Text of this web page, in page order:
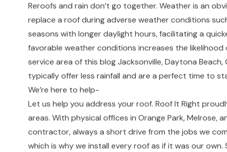
Reroofs and rain don’t go together. Weather is an
replace a roof during adverse weather conditions
seasons with longer daylight hours, facilitating a
favorable weather conditions increases the
service area of this blog Jacksonville, Daytona
typically offer less rainfall and are a perfect time to start a roofing project.​​​​‌
We’re here to help-​​​​‌ ‍ ​‍​‍‌‍ ‌ ​‍‌‍‍‌‌‍‌ ‌‍‍‌‌‍ ‍​‍​‍​ ‍‍​‍​‍‌ ​ ‌‍​‌‌‍ ‍‌‍‍‌‌ ‌​‌ ‍‌​‍ ‍‌‍‍‌‌‍ ​‍​‍​‍ ​​‍​‍‌‍‍​‌ ​‍‌‍‌‌‌‍‌‍​‍​‍​ ‍‍​‍​‍‌‍‍​‌ ‌​‌ ‌​‌ ​​​ ‍‍​‍ ​‍ ‌‍ ​‌‍ ‌‍​ ‌‍​‌‌‍ ​‌‍‍​‌‍ ‌ ​ ‌ ‌​​ ‍‍​ ​ ​ ​ ​ ​ ​ ​ ​‍ ‌‍‍‌‌‍ ‍‌ ‌​‌‍‌‌‌‍ ‍‌ ‌​​‍ ‌‍‌‌‌‍‌​‌‍‍‌‌ ‌​​‍ ‌‍ ‌‌‍ ‌‍‌​‌‍‌‌​ ‌‌ ​​‌ ​‍‌‍‌‌‌ ​ ‌‍‌‌‌‍ ‍‌ ‌​‌‍​‌‌ ‌​‌‍‍‌‌‍ ‌‍ ‍​ ‍ ‌‍‍‌‌‍‌​​ ‌‌‍​‍‌‍ ​‌‍ ‌‍‌ ​‍ ‌‌ ‌ ‌ ​​​‍ ‌‌‍‍​‌‍ ‌ ‌ ​‍ ‌‌‍ ​‌‍ ‌‍ ‍‌‍‌ ​‍ ‌‌‍‌​‌‍ ‌‍‌‌‌ ​ ​‍ ‌‌‍​‌​‍ ‌‌ ​‍‌‍ ‌‍ ‌‍‌‍​‍ ‌‌ ​‍‌‍‌‌‌ ​​‌‍ ​‌‍​‌‌‍​ ‌‍‌‌‌‍ ‌‌‍‌‌‌‍ ‍‌ ‌​​‍ ‌‌ ‌​‌‍​‌‌‍‍ ‌‍‌‌​ ‍ ‌ ‌​‌ ‍‌‌ ​​‌‍‌‌​ ‌‌‍​‍‌‍ ​‌‍ ‌‍‌ ​ ‍ ‌ ​​‌‍​‌‌ ‌​‌‍‍​​ ‌‌ ​‍‌‍‍‌‌‍​ ‌‍‍​‌‌‌​‌‍‌‌‌ ‍​‌ ‌​​‍‌‌​ ‌‌‌​​‍‌‌ ‌‍‍ ‌‍‌‌‌ ‍‌​‍‌‌​ ​ ‌​‌​​‍‌‌​ ​ ‌​‌​​‍‌‌​ ​‍​ ​‍​ ​‍‌‍‌‍‌‍‌​​ ‌ ​ ‍​​ ​‌​ ​ ​ ​ ‌‍​ ​ ‌‍​ ‍​‌‍​‌​‍‌‌​ ​‍​ ​‍​‍‌‌​ ‌‌‌​‌​​‍ ‍‌‍​ ‌‍‍​‌‍‍‌‌‍ ​‌‍‌​‌ ​‍‌‍‌‌‌‍ ‍​‍‌‌​ ‌‌‌​​‍‌‌ ‌‍‍ ‌‍‌‌‌ ‍‌​‍‌‌​ ​ ‌​‌​​‍‌‌​ ​ ‌​‌​​‍‌‌​ ​‍​ ​‍‌‍‌‌‌‍​‌​ ‍​‌‍​‍‌‍​ ‌‍‌‍‌‍‌‌​ ‌‌‌‍​‍​ ​‌​ ​ ‌‍​‍​‍‌‌​ ​‍​ ​‍​‍‌‌​ ‌‌‌​‌​​‍ ‍‌ ‌​‌‍‌‌‌ ‍​‌ ‌​​ ‌‍​‍‌‍​‌‌ ​ ‌‍‌‌‌‌‌‌‌ ​‍‌‍ ​​ ‌‌‍‍​‌ ‌​‌ ‌​‌ ​​​‍‌‌​ ​ ‌​​‌​‍‌‌​ ​‍‌​‌‍​‍‌‌​ ​‍‌​‌‍‌‍ ​‌‍ ‌‍​ ‌‍​‌‌‍ ​‌‍‍​‌‍ ‌ ​ ‌ ‌​​‍‌‌​ ​ ‌​​‌​ ​ ​ ​ ​ ​ ​ ​ ​‍‌‍‌‍‍‌‌‍‌​​ ‌‌‍​‍‌‍ ​‌‍ ‌‍‌ ​‍ ‌‌ ‌ ‌ ​​​‍ ‌‌‍‍​‌‍ ‌ ‌ ​‍ ‌‌‍ ​‌‍ ‌‍ ‍‌‍‌ ​‍ ‌‌‍‌​‌‍ ‌‍‌‌‌ ​ ​‍ ‌‌‍​‌​‍ ‌‌ ​‍‌‍ ‌‍ ‌‍‌‍​‍ ‌‌ ​‍‌‍‌‌‌ ​​‌‍ ​‌‍​‌‌‍​ ‌‍‌‌‌‍ ‌‌‍‌‌‌‍ ‍‌ ‌​​‍ ‌‌ ‌​‌‍​‌‌‍‍ ‌‍‌‌​‍‌‍‌ ‌​‌ ‍‌‌ ​​‌‍‌‌​ ‌‌‍​‍‌‍ ​‌‍ ‌‍‌ ​‍‌‍‌ ​​‌‍​‌‌ ‌​‌‍‍​​ ‌‌ ​‍‌‍‍‌‌‍​ ‌‍‍​‌‌‌​‌‍‌‌‌ ‍​‌ ‌​​‍‌‌​ ‌‌‌​​‍‌‌ ‌‍‍ ‌‍‌‌‌ ‍‌​‍‌‌​ ​ ‌​‌​​‍‌‌​ ​ ‌​‌​​‍‌‌​ ​‍​ ​‍​ ​‍‌‍‌‍‌‍‌​​ ‌ ​ ‍​​ ​‌​ ​ ​ ​ ‌‍​ ​ ‌‍​ ‍​‌‍​‌​‍‌‌​ ​‍​ ​‍​‍‌‌​ ‌‌‌​‌​​‍ ‍‌‍​ ‌‍‍​‌‍‍‌‌‍ ​‌‍‌​‌ ​‍‌‍‌‌‌‍ ‍​‍‌‌​ ‌‌‌​​‍‌‌ ‌‍‍ ‌‍‌‌‌ ‍‌​‍‌‌​ ​ ‌​‌​​‍‌‌​ ​ ‌​‌​​‍‌‌​ ​‍​ ​‍‌‍‌‌‌‍​‌​ ‍​‌‍​‍‌‍​ ‌‍‌‍‌‍‌‌​ ‌‌‌‍​‍​ ​‌​ ​ ‌‍​‍​‍‌‌​ ​‍​ ​‍​‍‌‌​ ‌‌‌​‌​​‍ ‍‌ ‌​‌‍‌‌‌ ‍​‌ ‌​​‍‌‍‌ ​​‌‍‌‌‌ ​‍‌ ​ ‌ ​​‌‍‌‌‌‍​ ‌ ‌​‌‍‍‌‌ ‌‍‌‍‌‌​ ‌‌ ​​‌ ‌‌‌‍​‍‌‍ ​‌‍‍‌‌ ​ ‌‍‍​‌‍‌‌‌‍‌​​‍​‍‌ ‌
Let us help you address your roof. Roof It Right
areas. With physical offices in Orange Park, Melrose,
contractor, always a short drive from the jobs we
which is why we install every roof as if it was our